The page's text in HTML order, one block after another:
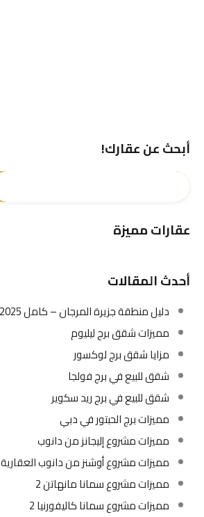
أبحث عن عقارك!
عقارات مميزة
أحدث المقالات
دليل منطقة جزيرة المرجان – كامل 2025
مميزات شقق برج ليليوم
مزايا شقق برج لوكسور
شقق للبيع في برج فولجا
شقق للبيع في برج ريد سكوير
مميزات برج الحبتور في دبي
مميزات مشروع إليجانز من دانوب
مميزات مشروع أوشنز من دانوب العقارية
مميزات مشروع سمانا مانهاتن 2
مميزات مشروع سمانا كاليفورنيا 2